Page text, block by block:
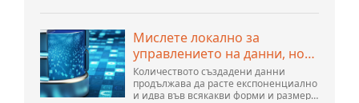
създатели на публични облаци, все
от хората...
Мислете локално за
управлението на данни, но
действайте глобално
Количеството създадени данни
продължава да расте експоненциално
и идва във всякакви форми и размери